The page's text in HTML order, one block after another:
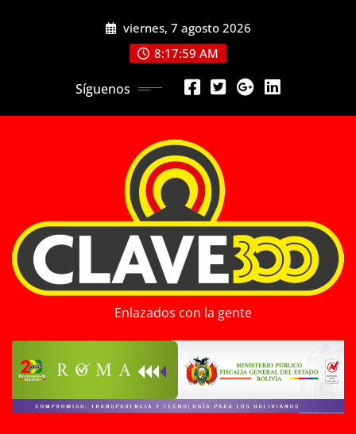
viernes, 7 agosto 2026
8:18:01 AM
Síguenos
Enlazados con la gente